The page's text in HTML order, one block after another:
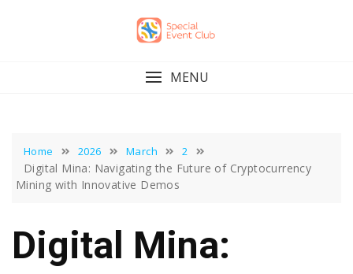
MENU
Home 2026 March 2
Digital Mina: Navigating the Future of Cryptocurrency
Mining with Innovative Demos
Digital Mina: